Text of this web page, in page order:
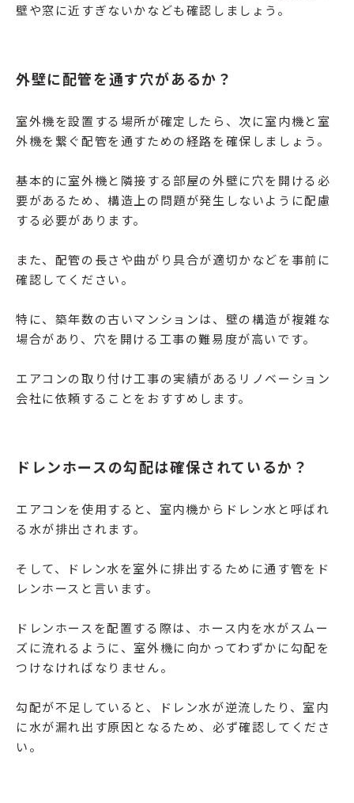
壁や窓に近すぎないかなども確認しましょう。
外壁に配管を通す穴があるか？
室外機を設置する場所が確定したら、次に室内機と室
外機を繋ぐ配管を通すための経路を確保しましょう。
基本的に室外機と隣接する部屋の外壁に穴を開ける必
要があるため、構造上の問題が発生しないように配慮
する必要があります。
また、配管の長さや曲がり具合が適切かなどを事前に
確認してください。
特に、築年数の古いマンションは、壁の構造が複雑な
場合があり、穴を開ける工事の難易度が高いです。
エアコンの取り付け工事の実績があるリノベーション
会社に依頼することをおすすめします。
ドレンホースの勾配は確保されているか？
エアコンを使用すると、室内機からドレン水と呼ばれ
る水が排出されます。
そして、ドレン水を室外に排出するために通す管をド
レンホースと言います。
ドレンホースを配置する際は、ホース内を水がスムー
ズに流れるように、室外機に向かってわずかに勾配を
つけなければなりません。
勾配が不足していると、ドレン水が逆流したり、室内
に水が漏れ出す原因となるため、必ず確認してくださ
い。